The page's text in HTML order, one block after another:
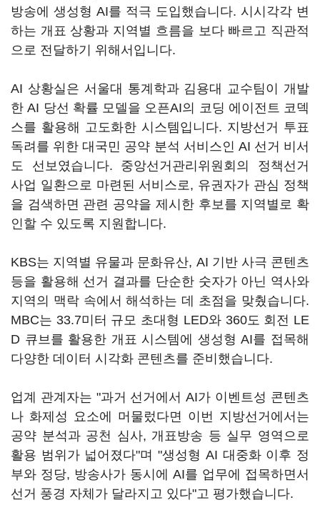
방송에 생성형 AI를 적극 도입했습니다. 시시각각 변
하는 개표 상황과 지역별 흐름을 보다 빠르고 직관적
으로 전달하기 위해서입니다.
AI 상황실은 서울대 통계학과 김용대 교수팀이 개발
한 AI 당선 확률 모델을 오픈AI의 코딩 에이전트 코덱
스를 활용해 고도화한 시스템입니다. 지방선거 투표
독려를 위한 대국민 공약 분석 서비스인 AI 선거 비서
도 선보였습니다. 중앙선거관리위원회의 정책선거
사업 일환으로 마련된 서비스로, 유권자가 관심 정책
을 검색하면 관련 공약을 제시한 후보를 지역별로 확
인할 수 있도록 지원합니다.
KBS는 지역별 유물과 문화유산, AI 기반 사극 콘텐츠
등을 활용해 선거 결과를 단순한 숫자가 아닌 역사와
지역의 맥락 속에서 해석하는 데 초점을 맞췄습니다.
MBC는 33.7미터 규모 초대형 LED와 360도 회전 LE
D 큐브를 활용한 개표 시스템에 생성형 AI를 접목해
다양한 데이터 시각화 콘텐츠를 준비했습니다.
업계 관계자는 "과거 선거에서 AI가 이벤트성 콘텐츠
나 화제성 요소에 머물렀다면 이번 지방선거에서는
공약 분석과 공천 심사, 개표방송 등 실무 영역으로
활용 범위가 넓어졌다"며 "생성형 AI 대중화 이후 정
부와 정당, 방송사가 동시에 AI를 업무에 접목하면서
선거 풍경 자체가 달라지고 있다"고 평가했습니다.